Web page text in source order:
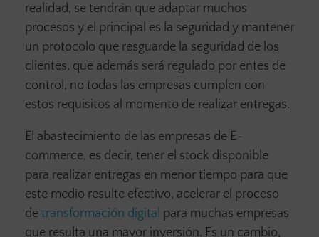
realidad, se tendrán que adaptar muchos
procesos y el principal es la seguridad y mantener
un protocolo que resguarde la seguridad de los
clientes, que además será regulado por entes de
control, no todas las empresas cumplen con
estos requisitos al momento de realizar entregas.
El abastecimiento de las empresas de E-
commerce, es decir, tener el stock disponible
para realizar entregas en menor tiempo para que
este medio resulte efectivo, acelerar el proceso
de transformación digital para muchas empresas
que resulta una mayor inversión. Es un cambio,